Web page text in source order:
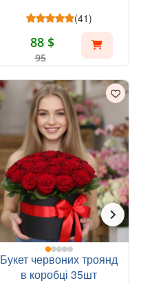
(41)
88 $
95
Букет червоних троянд
в коробці 35шт